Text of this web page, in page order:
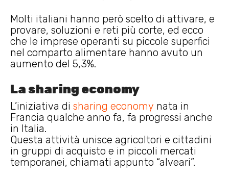
Molti italiani hanno però scelto di attivare, e
provare, soluzioni e reti più corte, ed ecco
che le imprese operanti su piccole superfici
nel comparto alimentare hanno avuto un
aumento del 5,3%.
La sharing economy
L’iniziativa di sharing economy nata in
Francia qualche anno fa, fa progressi anche
in Italia.
Questa attività unisce agricoltori e cittadini
in gruppi di acquisto e in piccoli mercati
temporanei, chiamati appunto “alveari”.